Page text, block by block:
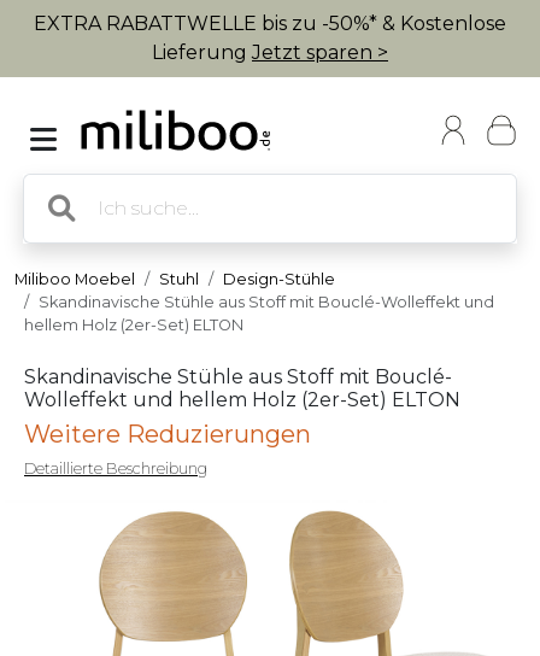
EXTRA RABATTWELLE bis zu -50%* & Kostenlose
LieferungJetzt sparen >
Miliboo Moebel Stuhl
Design-Stühle
Skandinavische Stühle aus Stoff mit Bouclé-Wolleffekt und
hellem Holz (2er-Set) ELTON
Skandinavische Stühle aus Stoff mit Bouclé-
Wolleffekt und hellem Holz (2er-Set) ELTON
Weitere Reduzierungen
Detaillierte Beschreibung